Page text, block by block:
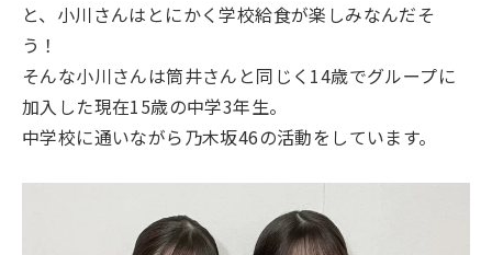
と、小川さんはとにかく学校給食が楽しみなんだそ
う！
そんな小川さんは筒井さんと同じく14歳でグループに
加入した現在15歳の中学3年生。
中学校に通いながら乃木坂46の活動をしています。